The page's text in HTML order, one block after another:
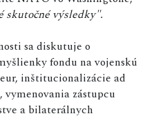
skutočné výsledky".
sa diskutuje o
fondu na vojenskú
inštitucionalizácie ad
zástupcu
a bilaterálnych